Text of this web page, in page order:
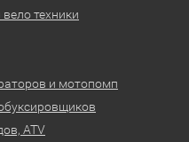
техники
и мотопомп
ATV